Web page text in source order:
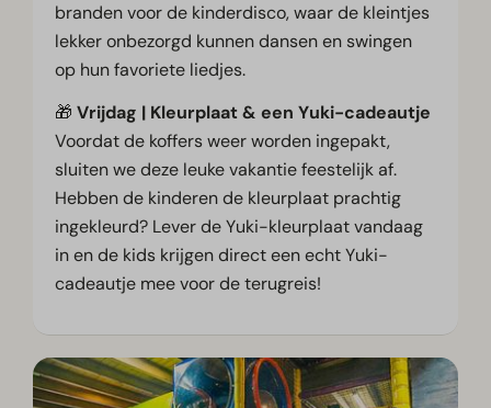
branden voor de kinderdisco, waar de kleintjes
lekker onbezorgd kunnen dansen en swingen
op hun favoriete liedjes.
🎁Vrijdag | Kleurplaat & een Yuki-cadeautje
Voordat de koffers weer worden ingepakt,
sluiten we deze leuke vakantie feestelijk af.
Hebben de kinderen de kleurplaat prachtig
ingekleurd? Lever de Yuki-kleurplaat vandaag
in en de kids krijgen direct een echt Yuki-
cadeautje mee voor de terugreis!